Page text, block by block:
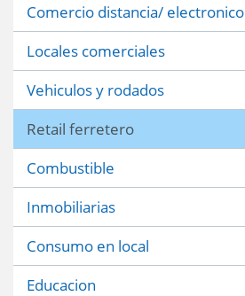
Comercio distancia/ electronico
Locales comerciales
Vehiculos y rodados
Retail ferretero
Combustible
Inmobiliarias
Consumo en local
Educacion